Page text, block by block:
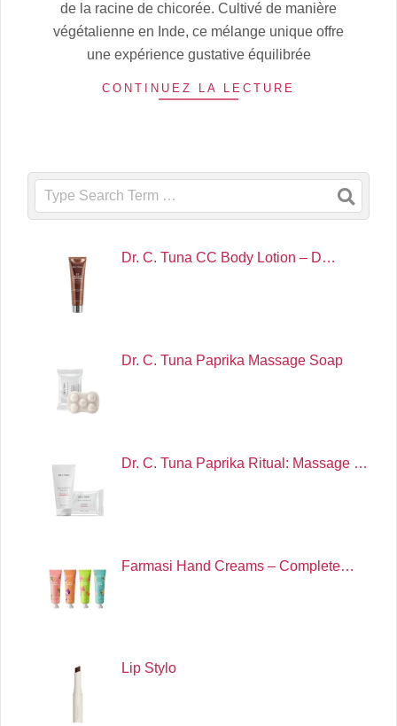
de la racine de chicorée. Cultivé de manière
végétalienne en Inde, ce mélange unique offre
une expérience gustative équilibrée
CONTINUEZ LA LECTURE
Search
Dr. C. Tuna CC Body Lotion – D…
Dr. C. Tuna Paprika Massage Soap
Dr. C. Tuna Paprika Ritual: Massage …
Farmasi Hand Creams – Complete…
Lip Stylo